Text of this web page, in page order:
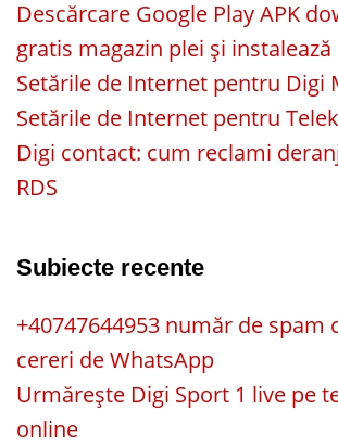
Descărcare Google Play APK
gratis magazin plei și instalează
Setările de Internet pentru Digi
Setările de Internet pentru
Digi contact: cum reclami
RDS
Subiecte recente
+40747644953 număr de spam
cereri de WhatsApp
Urmărește Digi Sport 1 live pe
online